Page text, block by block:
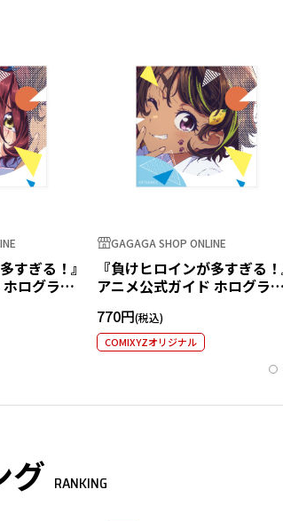
すぎる！』
ログラム
GAGAGA SHOP ONLINE
『負けヒロインが多すぎる！
アニメ公式ガイド ホログラム
770円
COMIXYZオリジナル
グ RANKING